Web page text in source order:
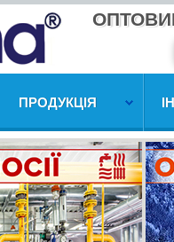
ПРОДУКЦІЯ